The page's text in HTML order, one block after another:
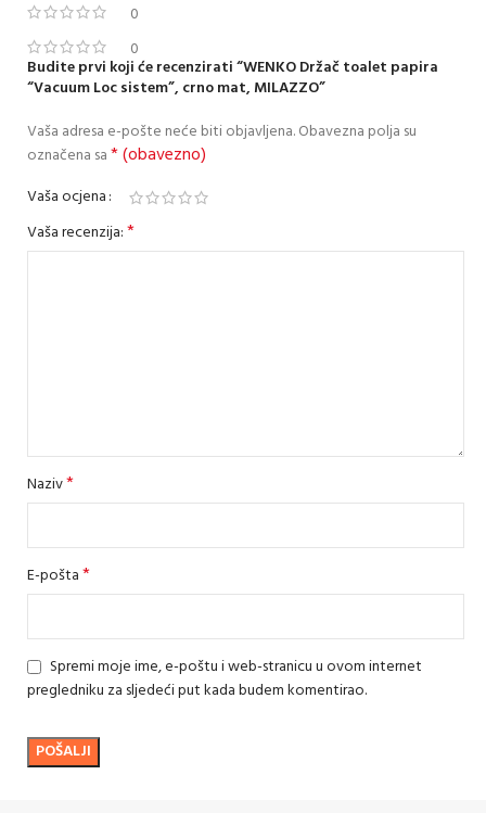
0
0
Budite prvi koji će recenzirati “WENKO Držač toalet papira
“Vacuum Loc sistem”, crno mat, MILAZZO”
Vaša adresa e-pošte neće biti objavljena.Obavezna polja su
označena sa* (obavezno)
Vaša ocjena
Vaša recenzija:*
Naziv*
E-pošta*
Spremi moje ime, e-poštu i web-stranicu u ovom internet
pregledniku za sljedeći put kada budem komentirao.